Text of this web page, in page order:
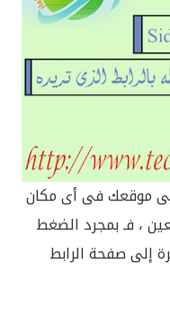
موقعك فى أى مكان
، فـ بمجرد الضغط
إلى صفحة الرابط